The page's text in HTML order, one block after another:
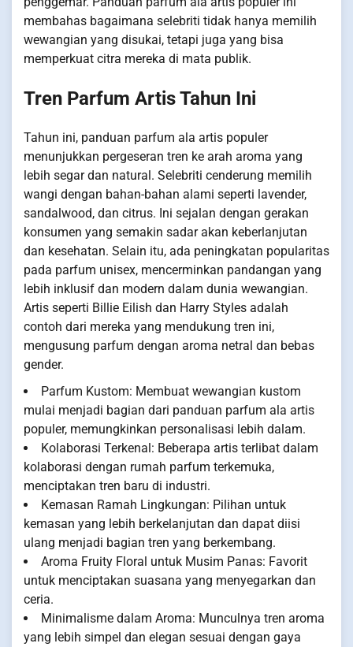
membahas bagaimana selebriti tidak hanya memilih
wewangian yang disukai, tetapi juga yang bisa
memperkuat citra mereka di mata publik.
Tren Parfum Artis Tahun Ini
Tahun ini, panduan parfum ala artis populer
menunjukkan pergeseran tren ke arah aroma yang
lebih segar dan natural. Selebriti cenderung memilih
wangi dengan bahan-bahan alami seperti lavender,
sandalwood, dan citrus. Ini sejalan dengan gerakan
konsumen yang semakin sadar akan keberlanjutan
dan kesehatan. Selain itu, ada peningkatan popularitas
pada parfum unisex, mencerminkan pandangan yang
lebih inklusif dan modern dalam dunia wewangian.
Artis seperti Billie Eilish dan Harry Styles adalah
contoh dari mereka yang mendukung tren ini,
mengusung parfum dengan aroma netral dan bebas
gender.
Parfum Kustom: Membuat wewangian kustom
mulai menjadi bagian dari panduan parfum ala artis
populer, memungkinkan personalisasi lebih dalam.
Kolaborasi Terkenal: Beberapa artis terlibat dalam
kolaborasi dengan rumah parfum terkemuka,
menciptakan tren baru di industri.
Kemasan Ramah Lingkungan: Pilihan untuk
kemasan yang lebih berkelanjutan dan dapat diisi
ulang menjadi bagian tren yang berkembang.
Aroma Fruity Floral untuk Musim Panas: Favorit
untuk menciptakan suasana yang menyegarkan dan
ceria.
Minimalisme dalam Aroma: Munculnya tren aroma
yang lebih simpel dan elegan sesuai dengan gaya